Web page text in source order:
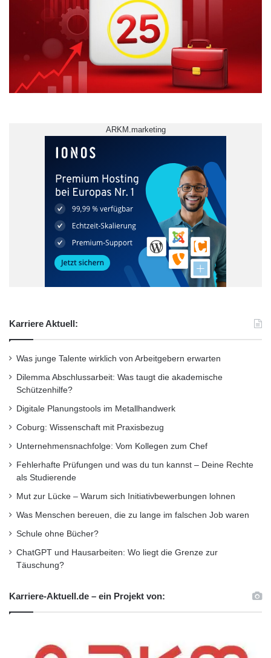
ARKM.marketing
Karriere Aktuell:
Was junge Talente wirklich von Arbeitgebern erwarten
Dilemma Abschlussarbeit: Was taugt die akademische
Schützenhilfe?
Digitale Planungstools im Metallhandwerk
Coburg: Wissenschaft mit Praxisbezug
Unternehmensnachfolge: Vom Kollegen zum Chef
Fehlerhafte Prüfungen und was du tun kannst – Deine Rechte
als Studierende
Mut zur Lücke – Warum sich Initiativbewerbungen lohnen
Was Menschen bereuen, die zu lange im falschen Job waren
Schule ohne Bücher?
ChatGPT und Hausarbeiten: Wo liegt die Grenze zur
Täuschung?
Karriere-Aktuell.de – ein Projekt von: